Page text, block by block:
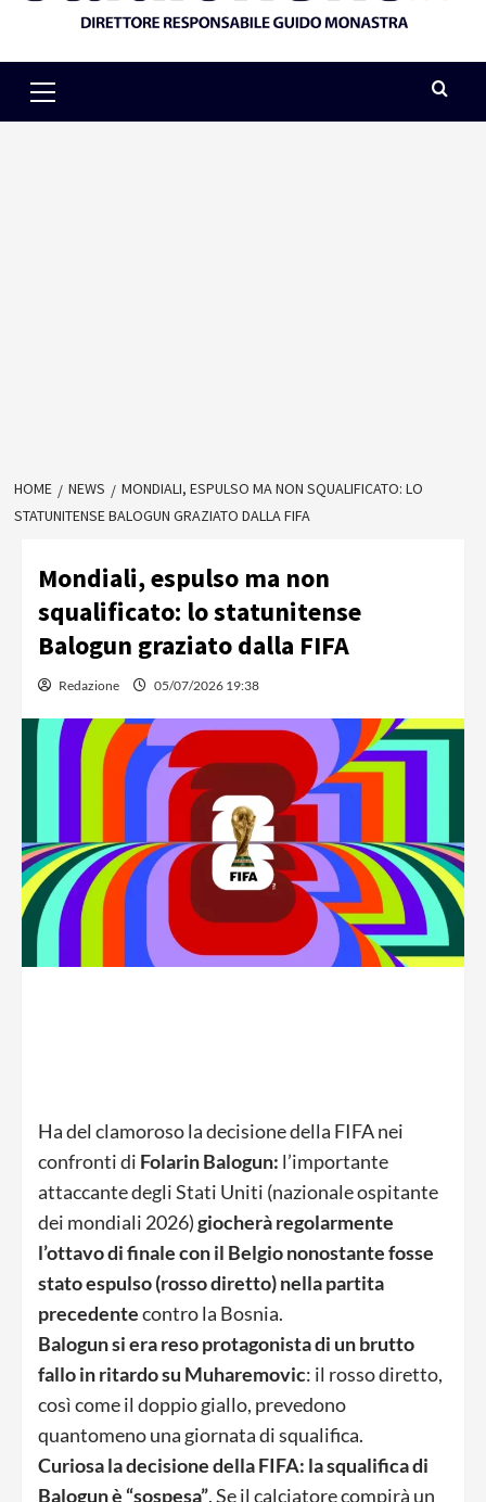
Menu
HOME NEWS
MONDIALI, ESPULSO MA NON SQUALIFICATO: LO
STATUNITENSE BALOGUN GRAZIATO DALLA FIFA
Mondiali, espulso ma non
squalificato: lo statunitense
Balogun graziato dalla FIFA
Redazione 05/07/2026 19:38
Ha del clamoroso la decisione della FIFA nei
confronti di Folarin Balogun: l’importante
attaccante degli Stati Uniti (nazionale ospitante
dei mondiali 2026)giocherà regolarmente
l’ottavo di finale con il Belgio nonostante fosse
stato espulso (rosso diretto) nella partita
precedentecontro la Bosnia.
Balogun si era reso protagonista di un brutto
fallo in ritardo su Muharemovic: il rosso diretto,
così come il doppio giallo, prevedono
quantomeno una giornata di squalifica.
Curiosa la decisione della FIFA: la squalifica di
Balogun è “sospesa”. Se il calciatore compirà un